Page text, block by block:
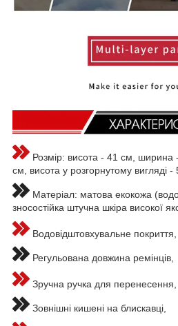
Розмір: висота - 41 см,
см, висота у розгорнутому вигляді -
Матеріал: матова екокожа
зносостійка штучна шкіра високої
Водовідштовхувальне покриття,
Регульована довжина ремінців,
Зручна ручка для перенесення,
Зовнішні кишені на блискавці,